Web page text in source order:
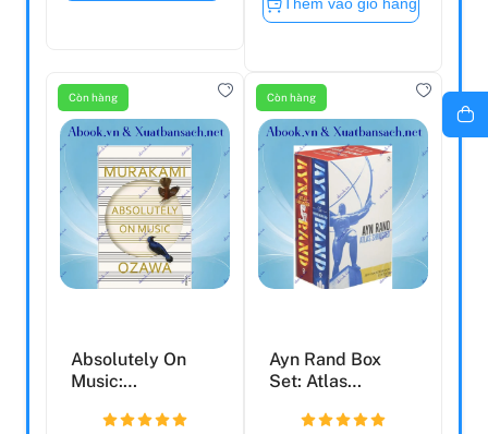
Còn hàng
Absolutely On
Music:
With Seiji Ozaw...
Còn hàng
Ayn Rand Box
Set: Atlas
The Fountainh...